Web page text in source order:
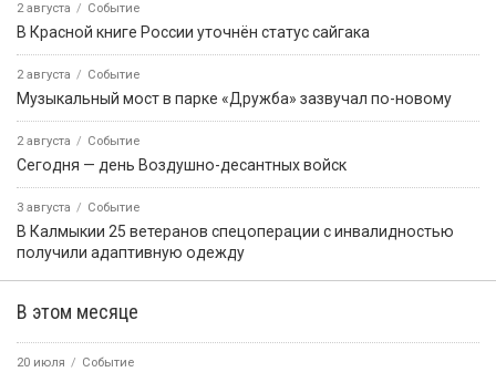
2 августа Событие
В Красной книге России уточнён статус сайгака
2 августа Событие
Музыкальный мост в парке «Дружба» зазвучал по-новому
2 августа Событие
Сегодня — день Воздушно-десантных войск
3 августа Событие
В Калмыкии 25 ветеранов спецоперации с инвалидностью
получили адаптивную одежду
В этом месяце
20 июля Событие